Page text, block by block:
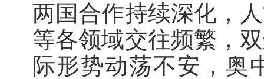
两国合作持续深化，
等各领域交往频繁，
际形势动荡不安，奥